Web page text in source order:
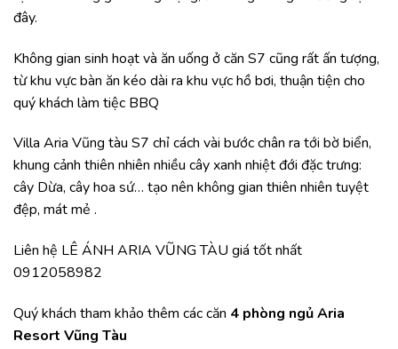
đây.
Không gian sinh hoạt và ăn uống ở căn S7 cũng rất ấn tượng,
từ khu vực bàn ăn kéo dài ra khu vực hồ bơi, thuận tiện cho
quý khách làm tiệc BBQ
Villa Aria Vũng tàu S7 chỉ cách vài bước chân ra tới bờ biển,
khung cảnh thiên nhiên nhiều cây xanh nhiệt đới đặc trưng:
cây Dừa, cây hoa sứ… tạo nên không gian thiên nhiên tuyệt
đệp, mát mẻ .
Liên hệ LÊ ÁNH ARIA VŨNG TÀU giá tốt nhất
0912058982
Quý khách tham khảo thêm các căn 4 phòng ngủ Aria
Resort Vũng Tàu